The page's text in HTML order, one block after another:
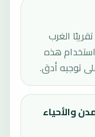
الغرب
استخدام هذه
توجيه أدق.
والأحياء